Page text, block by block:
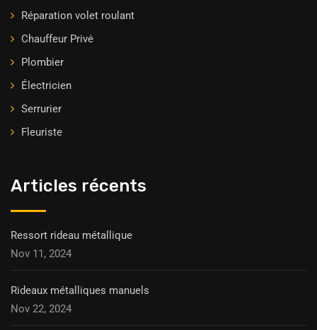
Réparation volet roulant
Chauffeur Privė
Plombier
Électricien
Serrurier
Fleuriste
Articles récents
Ressort rideau métallique
Nov 11, 2024
Rideaux métalliques manuels
Nov 22, 2024